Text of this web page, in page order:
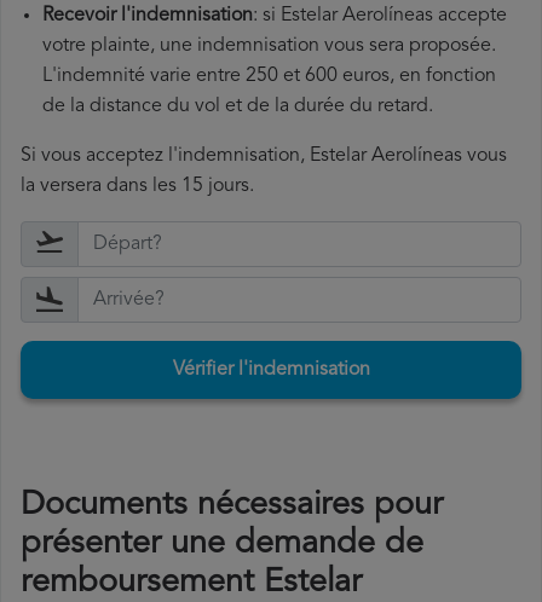
Recevoir l'indemnisation: si Estelar Aerolíneas accepte
votre plainte, une indemnisation vous sera proposée.
L'indemnité varie entre 250 et 600 euros, en fonction
de la distance du vol et de la durée du retard.
Si vous acceptez l'indemnisation, Estelar Aerolíneas vous
la versera dans les 15 jours.
Vérifier l'indemnisation
Documents nécessaires pour
présenter une demande de
remboursement Estelar